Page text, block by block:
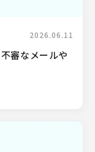
2026.06.11
不審なメールや